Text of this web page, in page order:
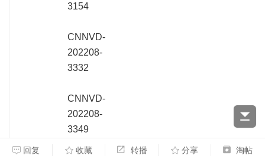
3154
CNNVD-
202208-
3332
CNNVD-
202208-
3349
回复 收藏 转播 分享 淘帖